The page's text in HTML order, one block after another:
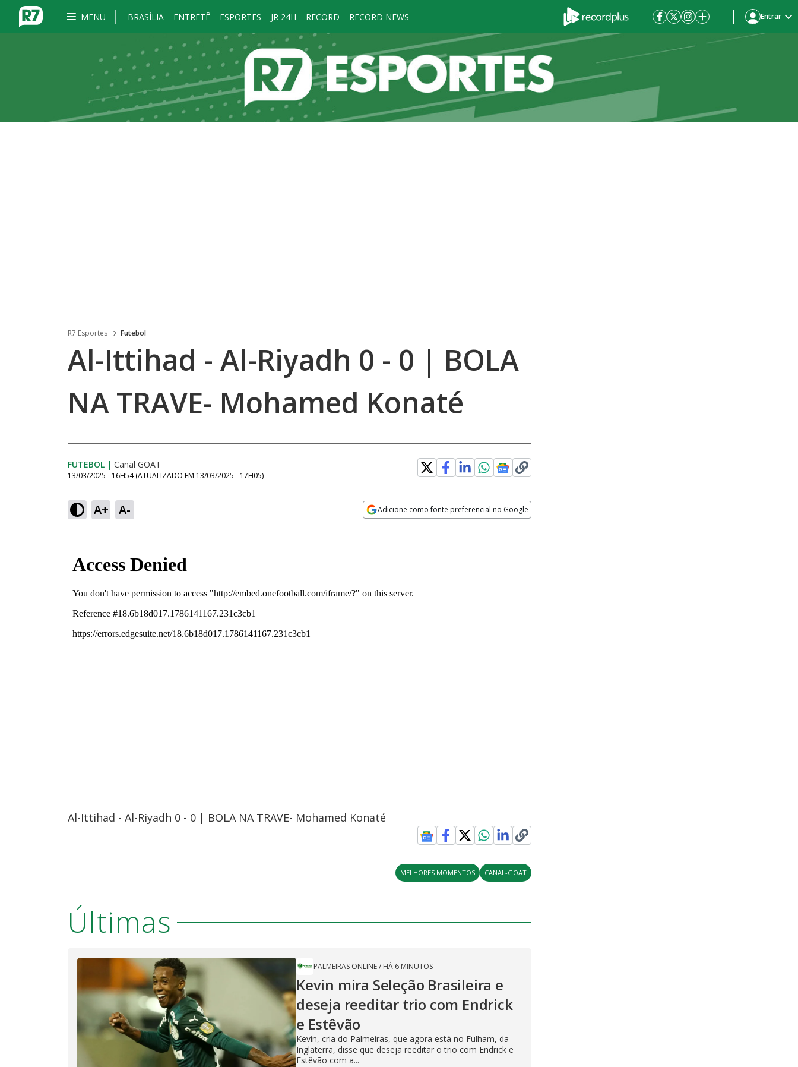
MENU BRASÍLIA ENTRETÊ ESPORTES JR 24H RECORD RECORD NEWS Entrar
R7 Esportes Futebol
Al-Ittihad - Al-Riyadh 0 - 0 | BOLA
NA TRAVE- Mohamed Konaté
FUTEBOL | Canal GOAT
13/03/2025 - 16H54 (ATUALIZADO EM 13/03/2025 - 17H05)
A+ A- Adicione como fonte preferencial no Google
Al-Ittihad - Al-Riyadh 0 - 0 | BOLA NA TRAVE- Mohamed Konaté
MELHORES MOMENTOS CANAL-GOAT
Últimas
PALMEIRAS ONLINE/ HÁ 6 MINUTOS
Kevin mira Seleção Brasileira e
deseja reeditar trio com Endrick
e Estêvão
Kevin, cria do Palmeiras, que agora está no Fulham, da
Inglaterra, disse que deseja reeditar o trio com Endrick e
Estêvão com a...